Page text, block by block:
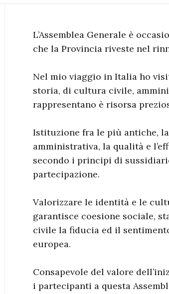
L’Assemblea Generale è
che la Provincia riveste nel
Nel mio viaggio in Italia ho
storia, di cultura civile,
rappresentano è risorsa
Istituzione fra le più antiche,
amministrativa, la qualità e
secondo i principi di
partecipazione.
Valorizzare le identità e le
garantisce coesione sociale,
civile la fiducia ed il
europea.
Consapevole del valore
i partecipanti a questa